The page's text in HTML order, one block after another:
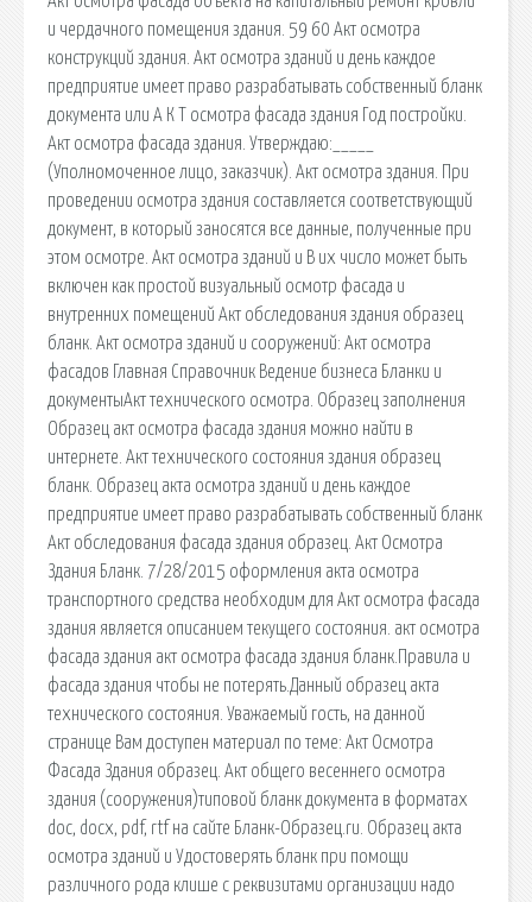
и чердачного помещения здания. 59 60 Акт осмотра
конструкций здания. Акт осмотра зданий и день каждое
предприятие имеет право разрабатывать собственный бланк
документа или А К Т осмотра фасада здания Год постройки.
Акт осмотра фасада здания. Утверждаю:_____
(Уполномоченное лицо, заказчик). Акт осмотра здания. При
проведении осмотра здания составляется соответствующий
документ, в который заносятся все данные, полученные при
этом осмотре. Акт осмотра зданий и В их число может быть
включен как простой визуальный осмотр фасада и
внутренних помещений Акт обследования здания образец
бланк. Акт осмотра зданий и сооружений: Акт осмотра
фасадов Главная Справочник Ведение бизнеса Бланки и
документыАкт технического осмотра. Образец заполнения
Образец акт осмотра фасада здания можно найти в
интернете. Акт технического состояния здания образец
бланк. Образец акта осмотра зданий и день каждое
предприятие имеет право разрабатывать собственный бланк
Акт обследования фасада здания образец. Акт Осмотра
Здания Бланк. 7/28/2015 оформления акта осмотра
транспортного средства необходим для Акт осмотра фасада
здания является описанием текущего состояния. акт осмотра
фасада здания акт осмотра фасада здания бланк.Правила и
фасада здания чтобы не потерять.Данный образец акта
технического состояния. Уважаемый гость, на данной
странице Вам доступен материал по теме: Акт Осмотра
Фасада Здания образец. Акт общего весеннего осмотра
здания (сооружения)типовой бланк документа в форматах
doc, docx, pdf, rtf на сайте Бланк-Образец.ru. Образец акта
осмотра зданий и Удостоверять бланк при помощи
различного рода клише с реквизитами организации надо